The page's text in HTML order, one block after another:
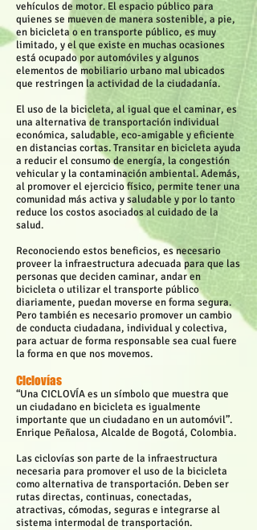
vehículos de motor. El espacio público para
quienes se mueven de manera sostenible, a pie,
en bicicleta o en transporte público, es muy
limitado, y el que existe en muchas ocasiones
está ocupado por automóviles y algunos
elementos de mobiliario urbano mal ubicados
que restringen la actividad de la ciudadanía.
El uso de la bicicleta, al igual que el caminar, es
una alternativa de transportación individual
económica, saludable, eco-amigable y eficiente
en distancias cortas. Transitar en bicicleta ayuda
a reducir el consumo de energía, la congestión
vehicular y la contaminación ambiental. Además,
al promover el ejercicio físico, permite tener una
comunidad más activa y saludable y por lo tanto
reduce los costos asociados al cuidado de la
salud.
Reconociendo estos beneficios, es necesario
proveer la infraestructura adecuada para que las
personas que deciden caminar, andar en
bicicleta o utilizar el transporte público
diariamente, puedan moverse en forma segura.
Pero también es necesario promover un cambio
de conducta ciudadana, individual y colectiva,
para actuar de forma responsable sea cual fuere
la forma en que nos movemos.
Ciclovías
“Una CICLOVÍA es un símbolo que muestra que
un ciudadano en bicicleta es igualmente
importante que un ciudadano en un automóvil”.
Enrique Peñalosa, Alcalde de Bogotá, Colombia.
Las ciclovías son parte de la infraestructura
necesaria para promover el uso de la bicicleta
como alternativa de transportación. Deben ser
rutas directas, continuas, conectadas,
atractivas, cómodas, seguras e integrarse al
sistema intermodal de transportación.